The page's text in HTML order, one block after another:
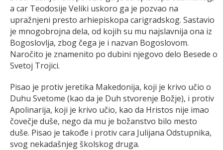
a car Teodosije Veliki uskoro ga je pozvao na
upražnjeni presto arhiepiskopa carigradskog. Sastavio
je mnogobrojna dela, od kojih su mu najslavnija ona iz
Bogoslovlja, zbog čega je i nazvan Bogoslovom.
Naročito je znamenito po dubini njegovo delo Besede o
Svetoj Trojici.
Pisao je protiv jeretika Makedonija, koji je krivo učio o
Duhu Svetome (kao da je Duh stvorenje Božje), i protiv
Apolinarija, koji je krivo učio, kao da Hristos nije imao
čovečje duše, nego da mu je božanstvo bilo mesto
duše. Pisao je takođe i protiv cara Julijana Odstupnika,
svog nekadašnjeg školskog druga.